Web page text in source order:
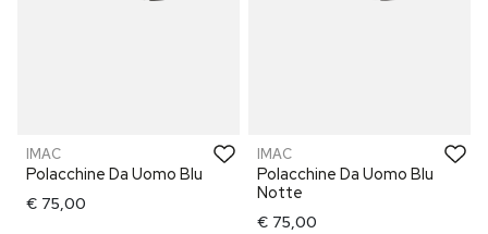
IMAC
Polacchine Da Uomo Blu
€ 75,00
IMAC
Polacchine Da Uomo Blu
Notte
€ 75,00